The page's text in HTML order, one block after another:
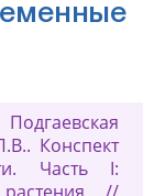
Конспект
Часть I: